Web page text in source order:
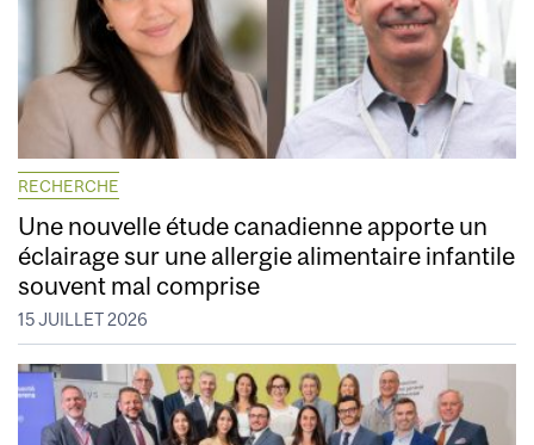
RECHERCHE
Une nouvelle étude canadienne apporte un
éclairage sur une allergie alimentaire infantile
souvent mal comprise
15 JUILLET 2026